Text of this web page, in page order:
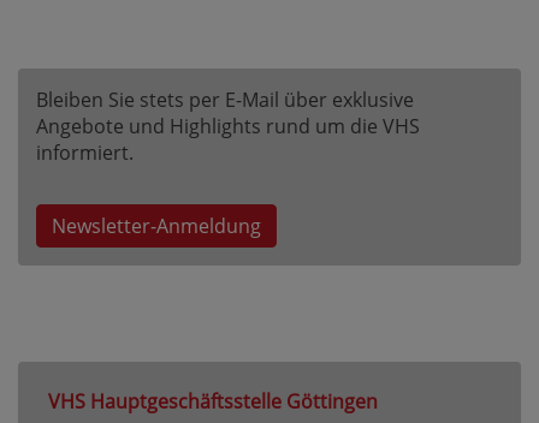
Bleiben Sie stets per E-Mail über exklusive
Angebote und Highlights rund um die VHS
informiert.
Newsletter-Anmeldung
VHS Hauptgeschäftsstelle Göttingen